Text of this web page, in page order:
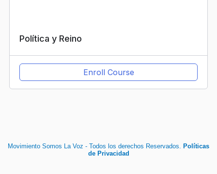
Política y Reino
Enroll Course
Movimiento Somos La Voz - Todos los derechos Reservados. Políticas
de Privacidad